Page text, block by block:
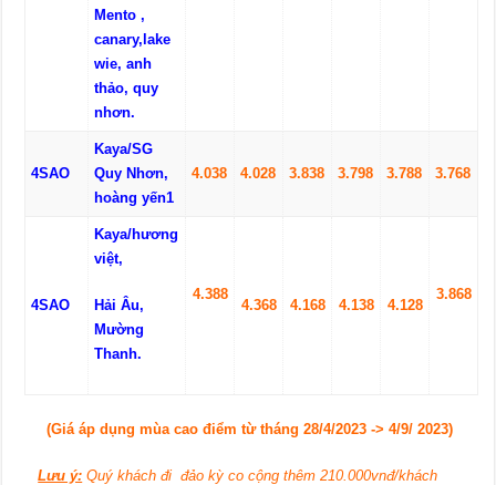
Mento ,
canary,lake
wie, anh
thảo, quy
nhơn.
4SAO
Kaya/SG
Quy Nhơn,
hoàng yến1
4.038 4.028 3.838 3.798 3.788 3.768
4SAO
Kaya/hương
việt,
Hải Âu,
Mường
Thanh.
4.388
4.368 4.168 4.138 4.128
3.868
(Giá áp dụng mùa cao điểm từ tháng 28/4/2023 -> 4/9/ 2023)
Lưu ý: Quý khách đi đảo kỳ co cộng thêm 210.000vnđ/khách